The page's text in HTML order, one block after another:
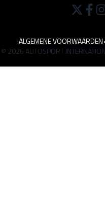
ALGEMENE VOORWAARDEN
© 2026 AUTOSPORT